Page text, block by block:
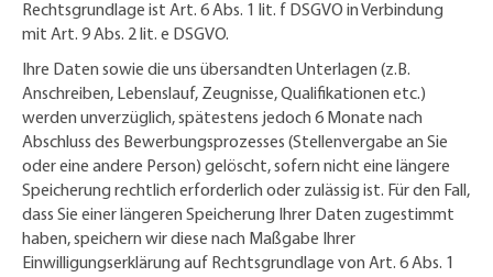
Rechtsgrundlage ist Art. 6 Abs. 1 lit. f DSGVO in Verbindung
mit Art. 9 Abs. 2 lit. e DSGVO.
Ihre Daten sowie die uns übersandten Unterlagen (z.B.
Anschreiben, Lebenslauf, Zeugnisse, Qualifikationen etc.)
werden unverzüglich, spätestens jedoch 6 Monate nach
Abschluss des Bewerbungsprozesses (Stellenvergabe an Sie
oder eine andere Person) gelöscht, sofern nicht eine längere
Speicherung rechtlich erforderlich oder zulässig ist. Für den Fall,
dass Sie einer längeren Speicherung Ihrer Daten zugestimmt
haben, speichern wir diese nach Maßgabe Ihrer
Einwilligungserklärung auf Rechtsgrundlage von Art. 6 Abs. 1